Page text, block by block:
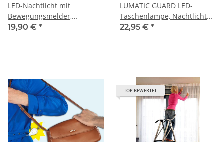
LED-Nachtlicht mit
Bewegungsmelder,
Dämmerungssensor, 2x USB
Kinderzimmer
19,90 € *
LUMATIC GUARD LED-
Taschenlampe, Nachtlicht
mit Bewegungs-Sensor
22,95 € *
TOP BEWERTET